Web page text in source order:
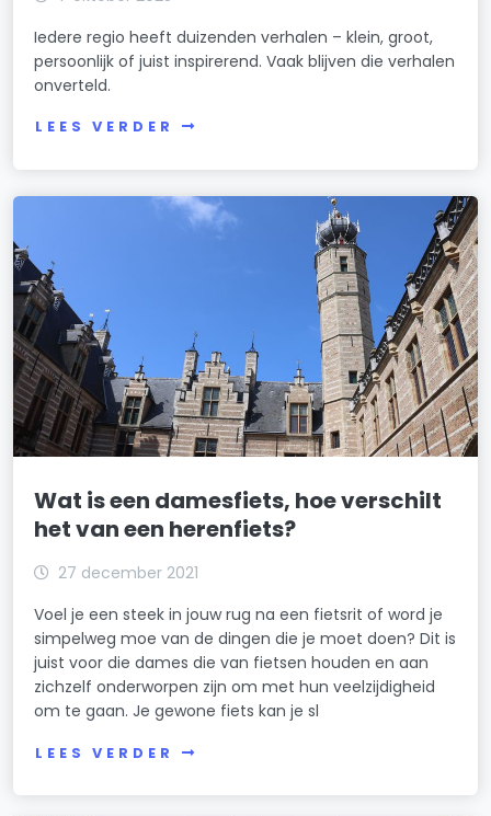
Iedere regio heeft duizenden verhalen – klein, groot,
persoonlijk of juist inspirerend. Vaak blijven die verhalen
onverteld.
LEES VERDER
Wat is een damesfiets, hoe verschilt
het van een herenfiets?
27 december 2021
Voel je een steek in jouw rug na een fietsrit of word je
simpelweg moe van de dingen die je moet doen? Dit is
juist voor die dames die van fietsen houden en aan
zichzelf onderworpen zijn om met hun veelzijdigheid
om te gaan. Je gewone fiets kan je sl
LEES VERDER